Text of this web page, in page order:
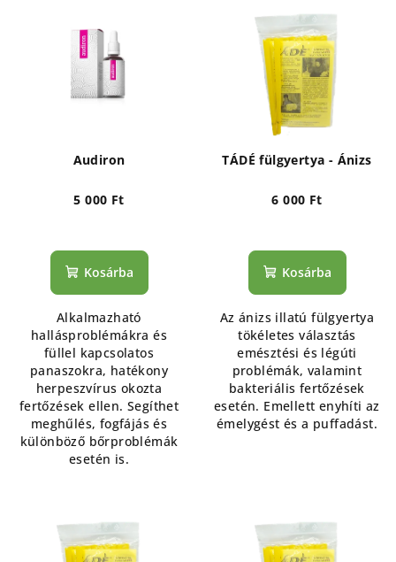
Audiron
5 000 Ft
Kosárba
Alkalmazható
hallásproblémákra és
füllel kapcsolatos
panaszokra, hatékony
herpeszvírus okozta
fertőzések ellen. Segíthet
meghűlés, fogfájás és
különböző bőrproblémák
esetén is.
TÁDÉ fülgyertya - Ánizs
6 000 Ft
Kosárba
Az ánizs illatú fülgyertya
tökéletes választás
emésztési és légúti
problémák, valamint
bakteriális fertőzések
esetén. Emellett enyhíti az
émelygést és a puffadást.